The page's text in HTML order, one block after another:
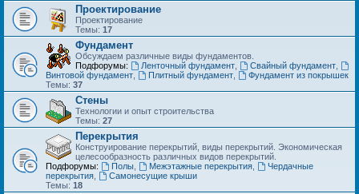
Проектирование
Проектирование
Темы: 17
Фундамент
Обсуждаем различные виды фундаментов.
Подфорумы:
Ленточный фундамент, Свайный фундамент,
Винтовой фундамент
Плитный фундамент,
Фундамент из покрышек
Темы: 37
Стены
Технологии и опыт строительства
Темы: 27
Перекрытия
Конструирование перекрытий, виды перекрытий. Экономическая
целесообразность различных видов перекрытий.
Подфорумы:
Полы, Межэтажные перекрытия,
Чердачные
перекрытия
Самонесущие крыши
Темы: 18